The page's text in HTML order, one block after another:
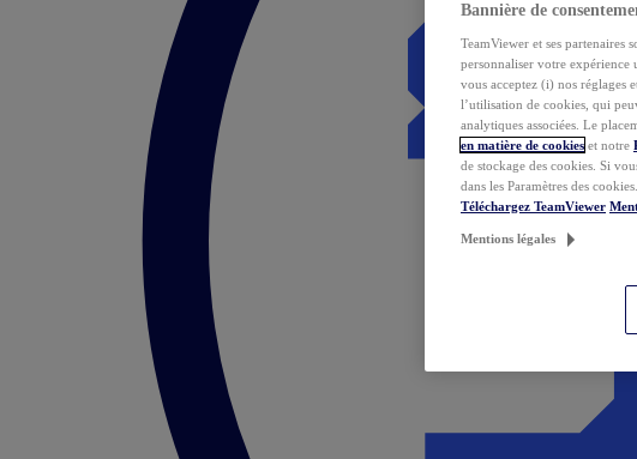
Bannière de
TeamViewer et ses
personnaliser votre expérience
vous acceptez (i) nos réglages
l’utilisation de cookies, qui
analytiques associées. Le
en matière de cookies et notre
de stockage des cookies. Si
dans les Paramètres des cookies.
Téléchargez TeamViewer
Mentions légales